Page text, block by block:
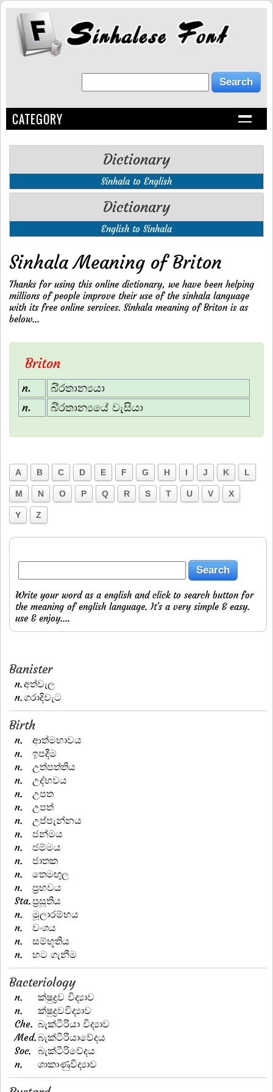
CATEGORY
Dictionary
Sinhala to English
Dictionary
English to Sinhala
Sinhala Meaning of Briton
Thanks for using this online dictionary, we have been helping
millions of people improve their use of the sinhala language
with its free online services. Sinhala meaning of Briton is as
below...
Briton
n.
බි‍්‍රතාන්‍යයා
n.
බි‍්‍රතාන්‍යයේ වැසියා
A B C D E F G H I J K L
M N O P Q R S T U V X
Y Z
Write your word as a english and click to search button for
the meaning of english language. It's a very simple & easy.
use & enjoy....
Banister
n.අත්වැල
n.ගරාදිවැට
Birth
n.
ආත්මභාවය
n.
ඉපදීම
n.
උත්පත්තිය
n.
උද්භවය
n.
උපත
n.
උපත්
n.
උප්පැන්නය
n.
ජන්මය
n.
ජම්මය
n.
ජාතක
n.
තෙමඟුල
n.
ප්‍රභවය
Sta.ප්‍රසූතිය
n.
මූලාරම්භය
n.
වංශය
n.
සම්භූතිය
n.
හට ගැනීම
Bacteriology
n.
ක්ෂුද්‍රව විද්‍යාව
n.
ක්ෂුද්‍රවවිද්‍යාව
Che. බැක්ටීරියා විද්‍යාව
Med.බැක්ටීරියාවේදය
Soc. බැක්ටීරිවේදය
n.
ශාකාණුවිද්‍යාව